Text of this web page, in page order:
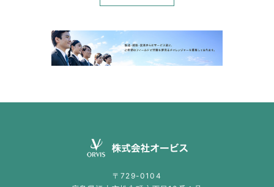
〒729-0104